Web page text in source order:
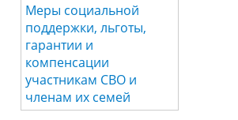
Меры социальной
поддержки, льготы,
гарантии и
компенсации
участникам СВО и
членам их семей